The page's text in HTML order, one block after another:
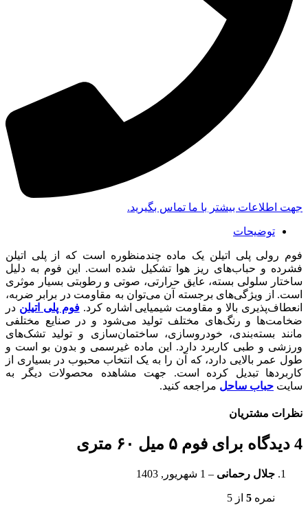
جهت اطلاعات بیشتر با ما تماس بگیرید.
توضیحات
فوم رولی پلی اتیلن یک ماده چندمنظوره است که از پلی اتیلن
فشرده و حباب‌های ریز هوا تشکیل شده است. این فوم به دلیل
ساختار سلولی بسته، عایق حرارتی، صوتی و رطوبتی بسیار موثری
است. از ویژگی‌های برجسته آن می‌توان به مقاومت در برابر ضربه،
انعطاف‌پذیری بالا و مقاومت شیمیایی اشاره کرد.فوم پلی اتیلن در
ضخامت‌ها و رنگ‌های مختلف تولید می‌شود و در صنایع مختلفی
مانند بسته‌بندی، خودروسازی، ساختمان‌سازی و تولید تشک‌های
ورزشی و طبی کاربرد دارد. این ماده غیرسمی و بدون بو است و
طول عمر بالایی دارد، که آن را به یک انتخاب محبوب در بسیاری از
کاربردها تبدیل کرده است. جهت مشاهده محصولات دیگر به
سایت حباب ساحل مراجعه کنید.
نظرات مشتریان
4 دیدگاه برای فوم ۵ میل ۶۰ متری
جلال رحمانی – 1 شهریور, 1403
نمره 5 از 5